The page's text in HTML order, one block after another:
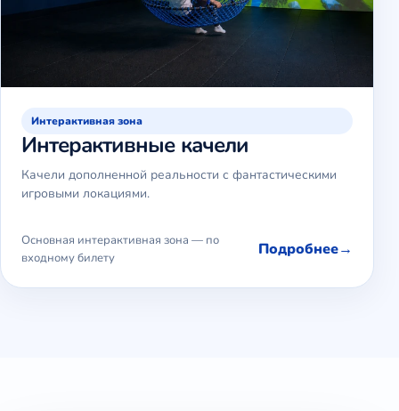
Интерактивная зона
Интерактивные качели
Качели дополненной реальности с фантастическими
игровыми локациями.
Основная интерактивная зона — по
входному билету
Подробнее